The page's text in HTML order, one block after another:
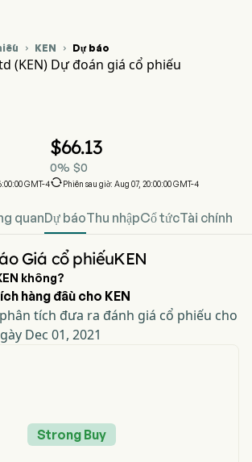
 KEN  Dự báo
(KEN) Dự đoán giá cổ phiếu
GMT-4
$66.13
0% $0
Phiên sau giờ: Aug 07, 20:00:00 GMT-4
quanDự báoThu nhậpCổ tứcTài chính
Giá cổ phiếuKEN
không?
hàng đầu cho KEN
tích đưa ra đánh giá cổ phiếu cho
Dec 01, 2021
Strong Buy